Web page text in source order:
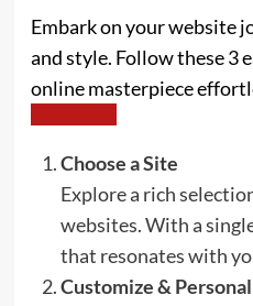
Embark on your website
and style. Follow these 3
online masterpiece
Choose a Site
Explore a rich
websites. With a
that resonates with
Customize &